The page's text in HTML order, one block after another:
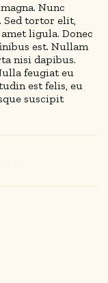
Nunc
Sed tortor elit,
ligula. Donec
est. Nullam
nisi dapibus.
feugiat eu
est felis, eu
suscipit